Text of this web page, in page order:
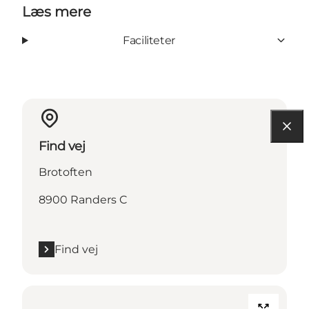
Læs mere
Faciliteter
Find vej
Brotoften
8900 Randers C
Find vej